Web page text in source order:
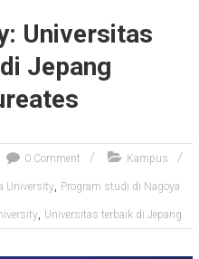
Universitas
Jepang
0 Comment Kampus
University, Program studi di Nagoya
, Universitas terbaik di Jepang